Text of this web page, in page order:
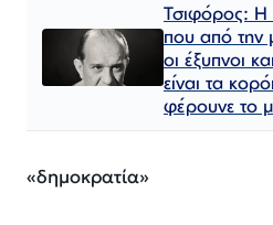
Τσιφόρος: Η
που από την
οι έξυπνοι
είναι τα
φέρουνε το
«δημοκρατία»